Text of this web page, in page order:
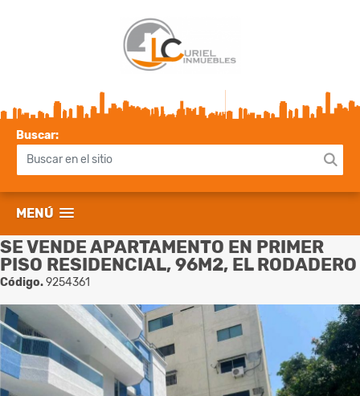
Buscar:
MENÚ
SE VENDE APARTAMENTO EN PRIMER
PISO RESIDENCIAL, 96M2, EL RODADERO
Código.9254361